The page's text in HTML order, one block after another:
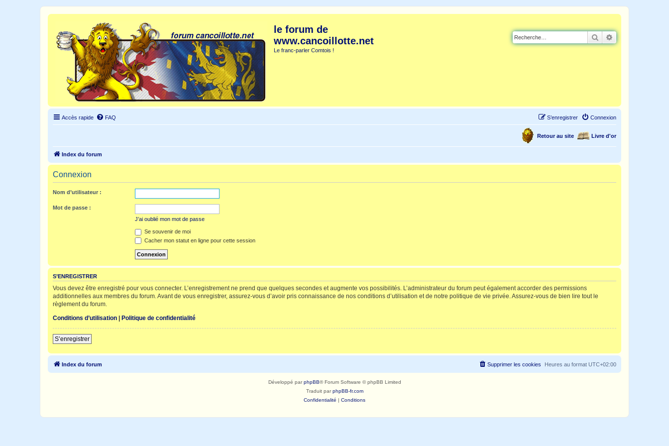
le forum de
www.cancoillotte.net
Le franc-parler Comtois !
Rechercher
Accès rapide FAQ Connexion
S’enregistrer
Livre d'or
Retour au site
Index du forum
Connexion
Nom d’utilisateur :
Mot de passe :
J’ai oublié mon mot de passe
Se souvenir de moi
Cacher mon statut en ligne pour cette session
S’ENREGISTRER
Vous devez être enregistré pour vous connecter. L’enregistrement ne prend que quelques secondes et augmente vos possibilités. L’administrateur du forum peut également accorder des permissions
additionnelles aux membres du forum. Avant de vous enregistrer, assurez-vous d’avoir pris connaissance de nos conditions d’utilisation et de notre politique de vie privée. Assurez-vous de bien lire tout le
règlement du forum.
Conditions d’utilisation | Politique de confidentialité
S’enregistrer
Index du forum Heures au format UTC+02:00
Supprimer les cookies
Développé parphpBB® Forum Software © phpBB Limited
Traduit parphpBB-fr.com
Confidentialité | Conditions